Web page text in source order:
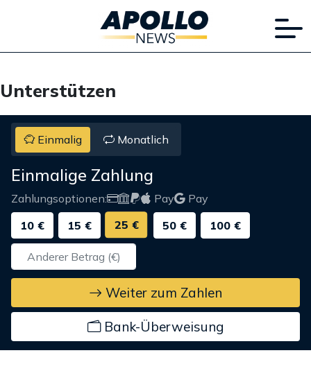
Unterstützen
Einmalig Monatlich
Einmalige Zahlung
Zahlungsoptionen: Pay
Pay
10 €
15 € 25 € 50 € 100 €
Weiter zum Zahlen
Bank-Überweisung